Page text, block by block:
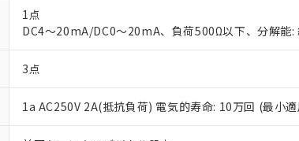
1点
DC4～20mA/DC0～20mA、負荷500Ω以下、分解能:
3点
1a AC250V 2A(抵抗負荷) 電気的寿命: 10万回 (最小
※1 対応状況
対応済み：EU RoHS指令（10物質）の非含有に対応し